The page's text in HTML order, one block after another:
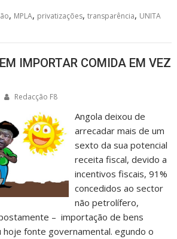
, MPLA, privatizações,transparência, UNITA
IMPORTAR COMIDA EM VEZ
Redacção F8
Angola deixou de
arrecadar mais de um
sexto da sua potencial
receita fiscal, devido a
incentivos fiscais, 91%
concedidos ao sector
não petrolífero,
– importação de bens
hoje fonte governamental. egundo o